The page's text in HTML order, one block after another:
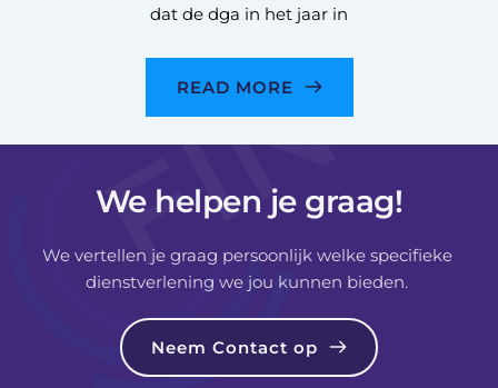
dat de dga in het jaar in
READ MORE
We helpen je graag!
We vertellen je graag persoonlijk welke specifieke
dienstverlening we jou kunnen bieden.
Neem Contact op